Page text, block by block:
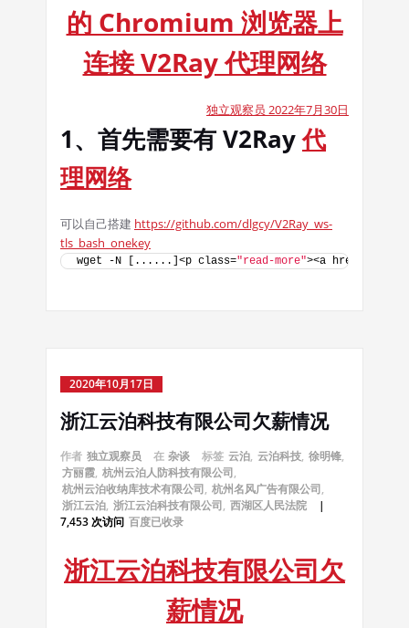
的 Chromium 浏览器上
连接 V2Ray 代理网络
独立观察员 2022年7月30日
1、首先需要有 V2Ray代
理网络
可以自己搭建 https://github.com/dlgcy/V2Ray_ws-
tls_bash_onekey
wget -N [......]<p class="read-more"><a href=
2020年10月17日
浙江云泊科技有限公司欠薪情况
作者 独立观察员 在 杂谈 标签 云泊, 云泊科技, 徐明锋,
方丽霞, 杭州云泊人防科技有限公司,
杭州云泊收纳库技术有限公司, 杭州名风广告有限公司,
浙江云泊, 浙江云泊科技有限公司, 西湖区人民法院
|
7,453 次访问 百度已收录
浙江云泊科技有限公司欠
薪情况